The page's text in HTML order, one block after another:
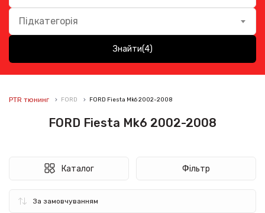
Підкатегорія
Знайти(4)
PTR тюнинг FORD FORD Fiesta Mk6 2002-2008
FORD Fiesta Mk6 2002-2008
Каталог Фільтр